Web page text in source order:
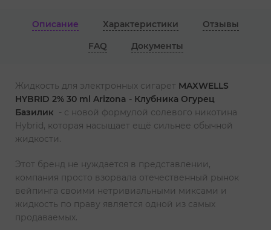
Описание Характеристики
Отзывы
FAQ
Документы
Жидкость для электронных сигарет MAXWELLS
HYBRID 2% 30 ml Arizona - Клубника Огурец
Базилик - с новой формулой солевого никотина
Hybrid, которая насыщает ещё сильнее обычной
жидкости.
Этот бренд не нуждается в представлении,
компания просто взорвала отечественный рынок
вейпинга своими нетривиальными миксами и
жидкость по праву является одной из самых
продаваемых.